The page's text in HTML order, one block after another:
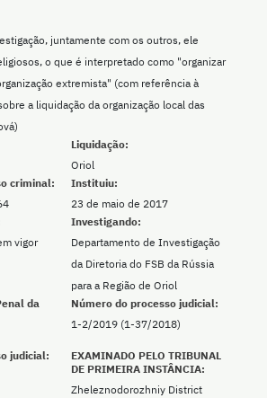
Liquidação:
Oriol
juntamente com os outros, ele
o que é interpretado como "organizar
extremista" (com referência à
a liquidação da organização local das
criminal:
Instituiu:
23 de maio de 2017
vigor
Investigando:
Departamento de Investigação
da Diretoria do FSB da Rússia
para a Região de Oriol
da
Número do processo judicial:
1-2/2019 (1-37/2018)
judicial:
EXAMINADO PELO TRIBUNAL
DE PRIMEIRA INSTÂNCIA:
Zheleznodorozhniy District